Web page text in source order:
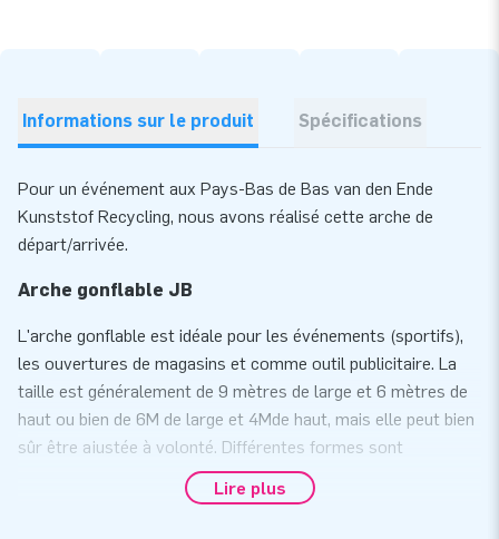
Informations sur le produit Spécifications
Pour un événement aux Pays-Bas de Bas van den Ende
Kunststof Recycling, nous avons réalisé cette arche de
départ/arrivée.
Arche gonflable JB
L'arche gonflable est idéale pour les événements (sportifs),
les ouvertures de magasins et comme outil publicitaire. La
taille est généralement de 9 mètres de large et 6 mètres de
haut ou bien de 6M de large et 4Mde haut, mais elle peut bien
sûr être ajustée à volonté. Différentes formes sont
possibles, à savoir des coins inclinés, ronds ou
rectangulaires. Disponible en différentes options : en couleur
Lire plus